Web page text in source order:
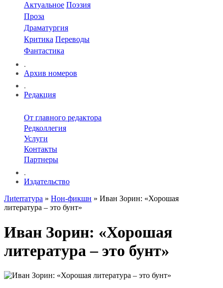
Актуальное Поэзия
Проза
Драматургия
Критика Переводы
Фантастика
.
Архив номеров
.
Редакция
От главного редактора
Редколлегия
Услуги
Контакты
Партнеры
.
Издательство
Лиterraтура » Нон-фикшн » Иван Зорин: «Хорошая
литература – это бунт»
Иван Зорин: «Хорошая
литература – это бунт»